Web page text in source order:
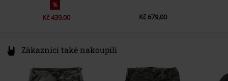
%
Kč 439,00 Kč 679,00
Zákazníci také nakoupili